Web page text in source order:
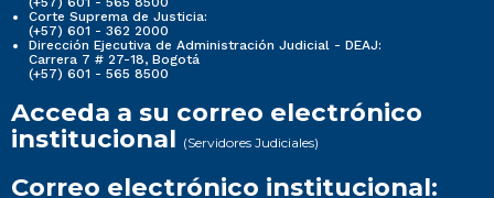
Corte Suprema de Justicia:
(+57) 601 - 362 2000
Dirección Ejecutiva de Administración Judicial - DEAJ:
Carrera 7 # 27-18, Bogotá
(+57) 601 - 565 8500
Acceda a su correo electrónico
institucional (Servidores Judiciales)
Correo electrónico institucional: